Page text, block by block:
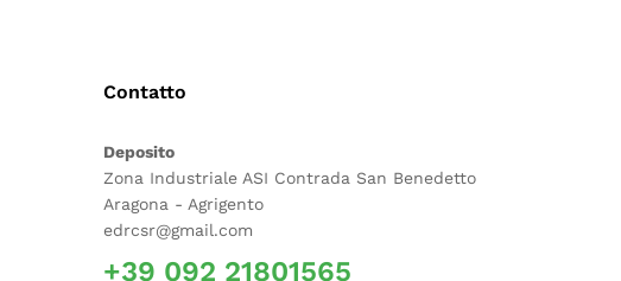
Contatto
Deposito
Zona Industriale ASI Contrada San Benedetto
Aragona - Agrigento
edrcsr@gmail.com
+39 092 21801565